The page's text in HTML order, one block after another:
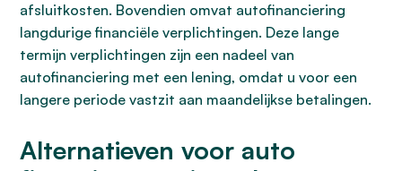
afsluitkosten. Bovendien omvat autofinanciering
langdurige financiële verplichtingen. Deze lange
termijn verplichtingen zijn een nadeel van
autofinanciering met een lening, omdat u voor een
langere periode vastzit aan maandelijkse betalingen.
Alternatieven voor auto